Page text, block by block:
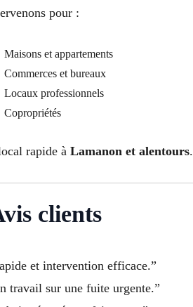
pour :
Maisons et appartements
Commerces et bureaux
Locaux professionnels
Copropriétés
rapide à Lamanon et alentours.
clients
et intervention efficace.”
travail sur une fuite urgente.”